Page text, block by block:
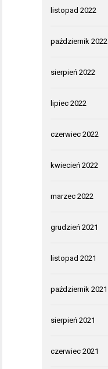
listopad 2022
październik 2022
sierpień 2022
lipiec 2022
czerwiec 2022
kwiecień 2022
marzec 2022
grudzień 2021
listopad 2021
październik 2021
sierpień 2021
czerwiec 2021